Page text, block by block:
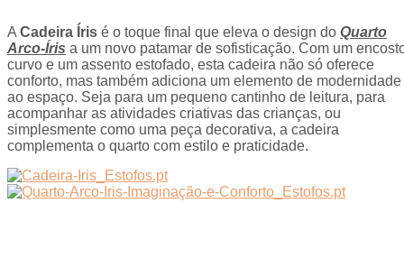
A Cadeira Íris é o toque final que eleva o design do Quarto
Arco-Íris a um novo patamar de sofisticação. Com um
curvo e um assento estofado, esta cadeira não só oferece
conforto, mas também adiciona um elemento de modernidade
ao espaço. Seja para um pequeno cantinho de leitura, para
acompanhar as atividades criativas das crianças, ou
simplesmente como uma peça decorativa, a cadeira
complementa o quarto com estilo e praticidade.